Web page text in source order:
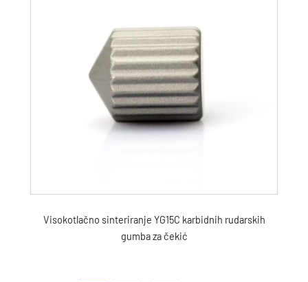
Visokotlačno sinteriranje YG15C karbidnih rudarskih
gumba za čekić